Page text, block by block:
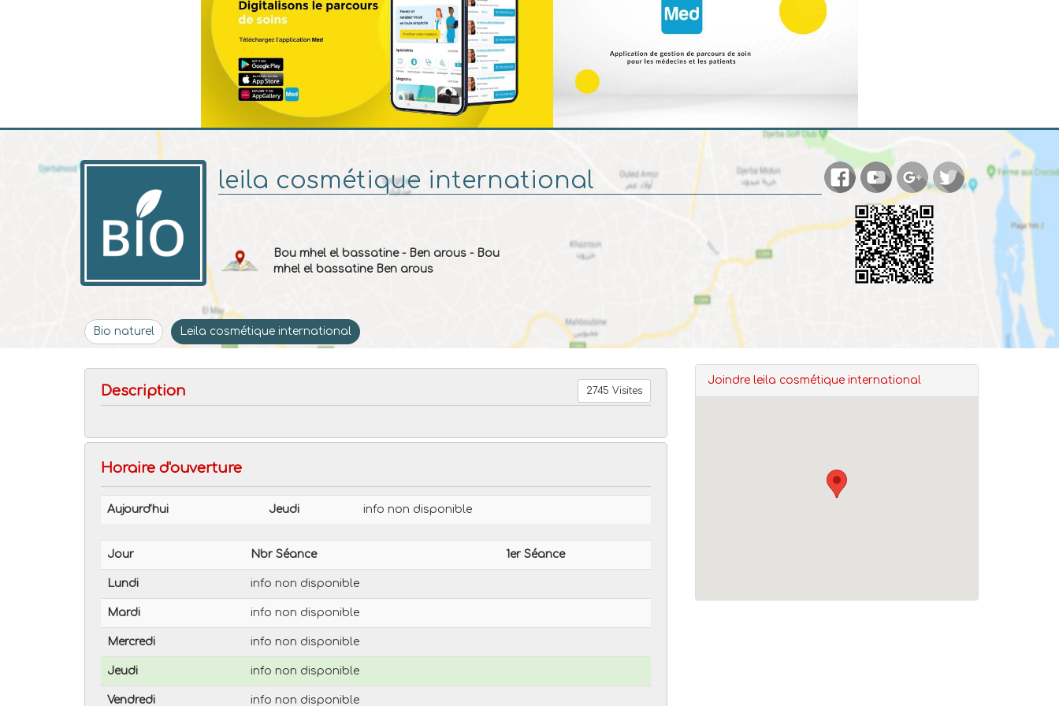
leila cosmétique international
Bou mhel el bassatine - Ben arous - Bou
mhel el bassatine Ben arous
Bio naturel Leila cosmétique international
Description 2745 Visites
Horaire d'ouverture
Aujourd'hui Jeudi info non disponible
Jour Nbr Séance 1er Séance
Lundi info non disponible
Mardi info non disponible
Mercredi info non disponible
Jeudi info non disponible
Vendredi info non disponible
Joindre leila cosmétique international